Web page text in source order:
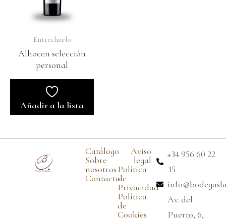
Entrechuelo
Alhocen selección
personal
Añadir a la lista
Catálogo
Sobre
nosotros
Contacto
Aviso
legal
Política
de
Privacidad
Política
de
Cookies
+34 956 60 22
35
Av. del
Puerto, 6,